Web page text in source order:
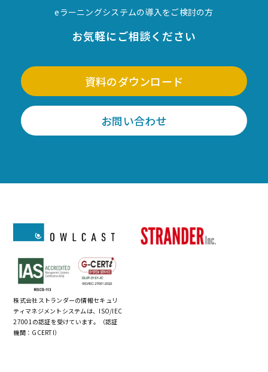
eラーニングシステムの導入をご検討の方
お気軽にご相談ください
資料のダウンロード
お問い合わせ
株式会社ストランダーの情報セキュリ
ティマネジメントシステムは、ISO/IEC
27001の認証を受けています。（認証
機関：GCERTI）